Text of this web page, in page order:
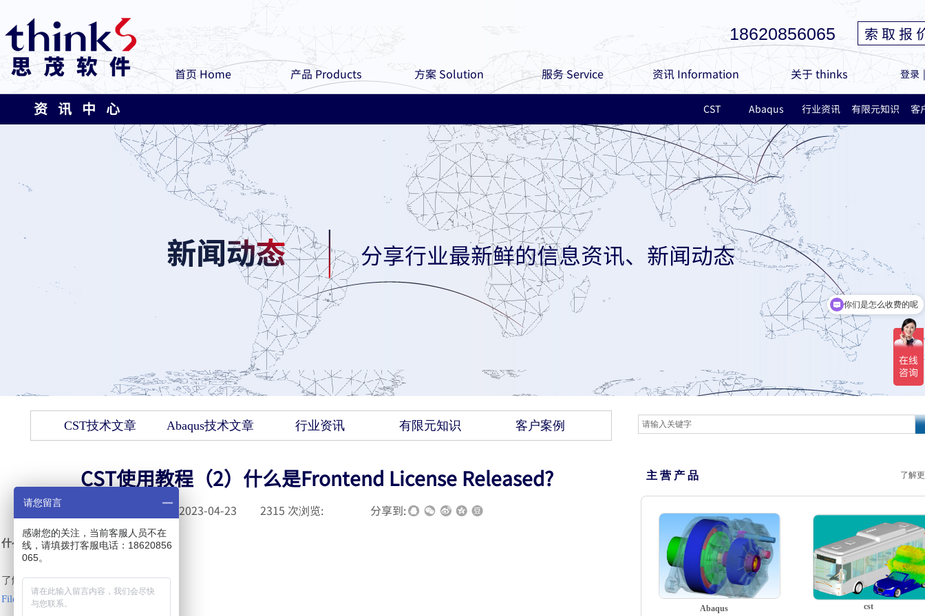
18620856065
登录 |
索 取 报
首页 Home 产品 Products 方案 Solution 服务 Service 资讯 Information 关于 thinks
分享行业最新鲜的信息资讯、新闻动态
资 讯 中 心 CST Abaqus 行业资讯 有限元知识 客
CST技术文章 Abaqus技术文章 行业资讯 有限元知识 客户案例
CST使用教程（2）什么是Frontend License Released?
2023-04-23 2315 次浏览: 分享到:
什么是 Frontend License Released?
了解内部功能，有效使用License！
File
Release Frontend License
主 营 产 品 了解
cst
Abaqus
你们是怎么收费的呢
请您留言
感谢您的关注，当前客服人员不在
线，请填拨打客服电话：18620856
065。